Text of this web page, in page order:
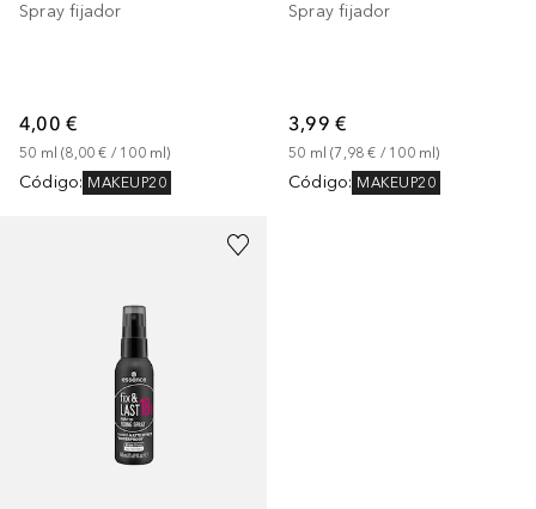
Spray fijador
4,00 €
50 ml (8,00 € / 100 ml)
Código: MAKEUP20
Spray fijador
3,99 €
50 ml (7,98 € / 100 ml)
Código: MAKEUP20